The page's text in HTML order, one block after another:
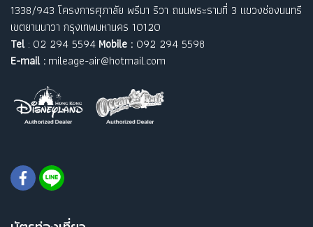
1338/943 โครงการศุภาลัย พรีมา ริวา ถนนพระรามที่ 3 แขวงช่องนนทรี
เขตยานนาวา กรุงเทพมหานคร 10120
Tel: 02 294 5594 Mobile : 092 294 5598
E-mail : mileage-air@hotmail.com